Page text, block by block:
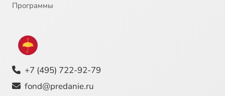
Программы
+7 (495) 722-92-79
fond@predanie.ru